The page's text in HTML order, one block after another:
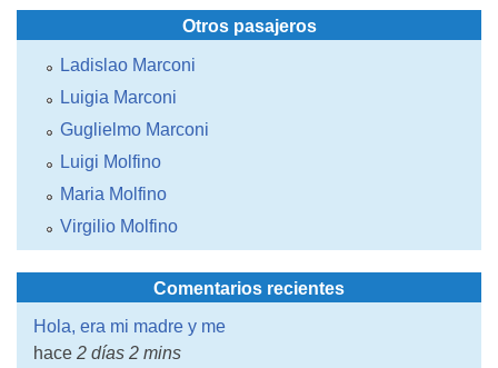
Otros pasajeros
Ladislao Marconi
Luigia Marconi
Guglielmo Marconi
Luigi Molfino
Maria Molfino
Virgilio Molfino
Comentarios recientes
Hola, era mi madre y me
hace 2 días 2 mins